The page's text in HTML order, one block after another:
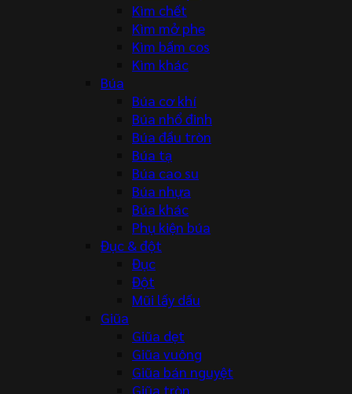
Kìm chết
Kìm mở phe
Kìm bấm cos
Kìm khác
Búa
Búa cơ khí
Búa nhổ đinh
Búa đầu tròn
Búa tạ
Búa cao su
Búa nhựa
Búa khác
Phụ kiện búa
Đục & đột
Đục
Đột
Mũi lấy dấu
Giũa
Giũa dẹt
Giũa vuông
Giũa bán nguyệt
Giũa tròn